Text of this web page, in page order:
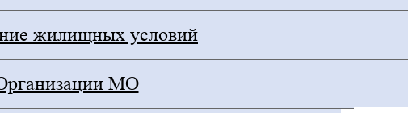
жилищных условий
МО